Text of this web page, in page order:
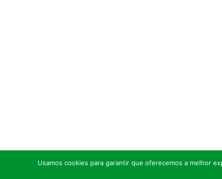
Usamos cookies para garantir que oferecemos a melhor